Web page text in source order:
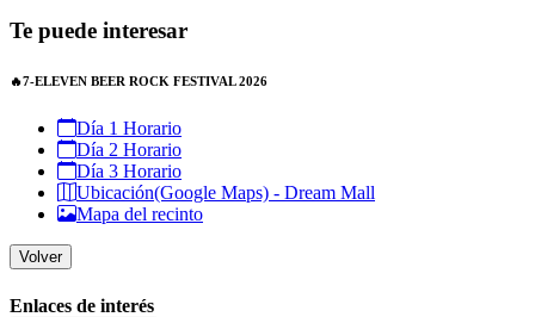
Te puede interesar
🔥7-ELEVEN BEER ROCK FESTIVAL 2026
Día 1 Horario
Día 2 Horario
Día 3 Horario
Ubicación(Google Maps) - Dream Mall
Mapa del recinto
Volver
Enlaces de interés